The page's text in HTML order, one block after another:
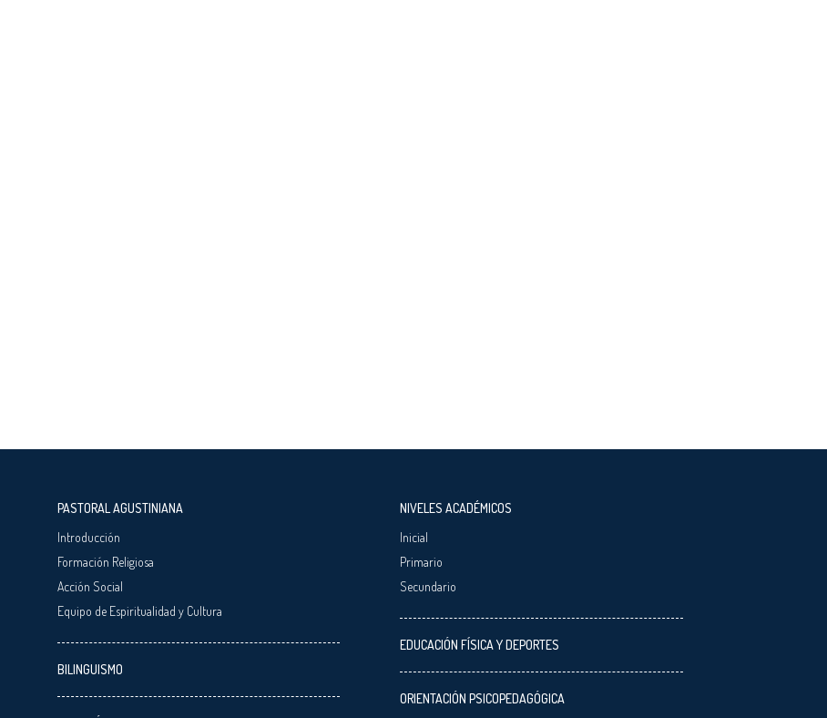
PASTORAL AGUSTINIANA
Introducción
Formación Religiosa
Acción Social
Equipo de Espiritualidad y Cultura
BILINGUISMO
NIVELES ACADÉMICOS
Inicial
Primario
Secundario
EDUCACIÓN FÍSICA Y DEPORTES
ORIENTACIÓN PSICOPEDAGÓGICA